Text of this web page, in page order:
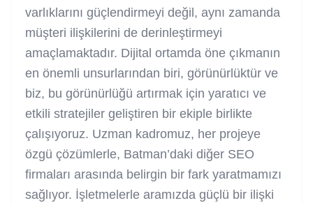
varlıklarını güçlendirmeyi değil, aynı zamanda
müşteri ilişkilerini de derinleştirmeyi
amaçlamaktadır. Dijital ortamda öne çıkmanın
en önemli unsurlarından biri, görünürlüktür ve
biz, bu görünürlüğü artırmak için yaratıcı ve
etkili stratejiler geliştiren bir ekiple birlikte
çalışıyoruz. Uzman kadromuz, her projeye
özgü çözümlerle, Batman’daki diğer SEO
firmaları arasında belirgin bir fark yaratmamızı
sağlıyor. İşletmelerle aramızda güçlü bir ilişki